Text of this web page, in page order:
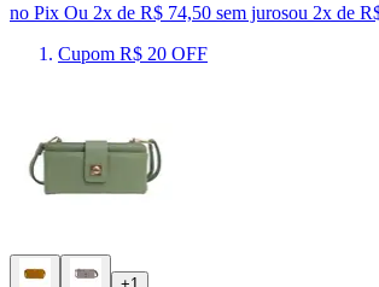
no Pix Ou 2x de R$ 74,50 sem jurosou 2x de
Cupom R$ 20 OFF